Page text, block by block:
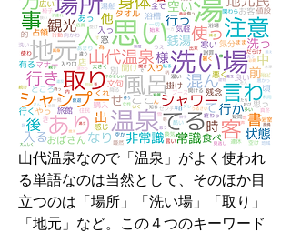
山代温泉なので「温泉」がよく使われ
る単語なのは当然として、そのほか目
立つのは「場所」「洗い場」「取り」
「地元」など。この４つのキーワード